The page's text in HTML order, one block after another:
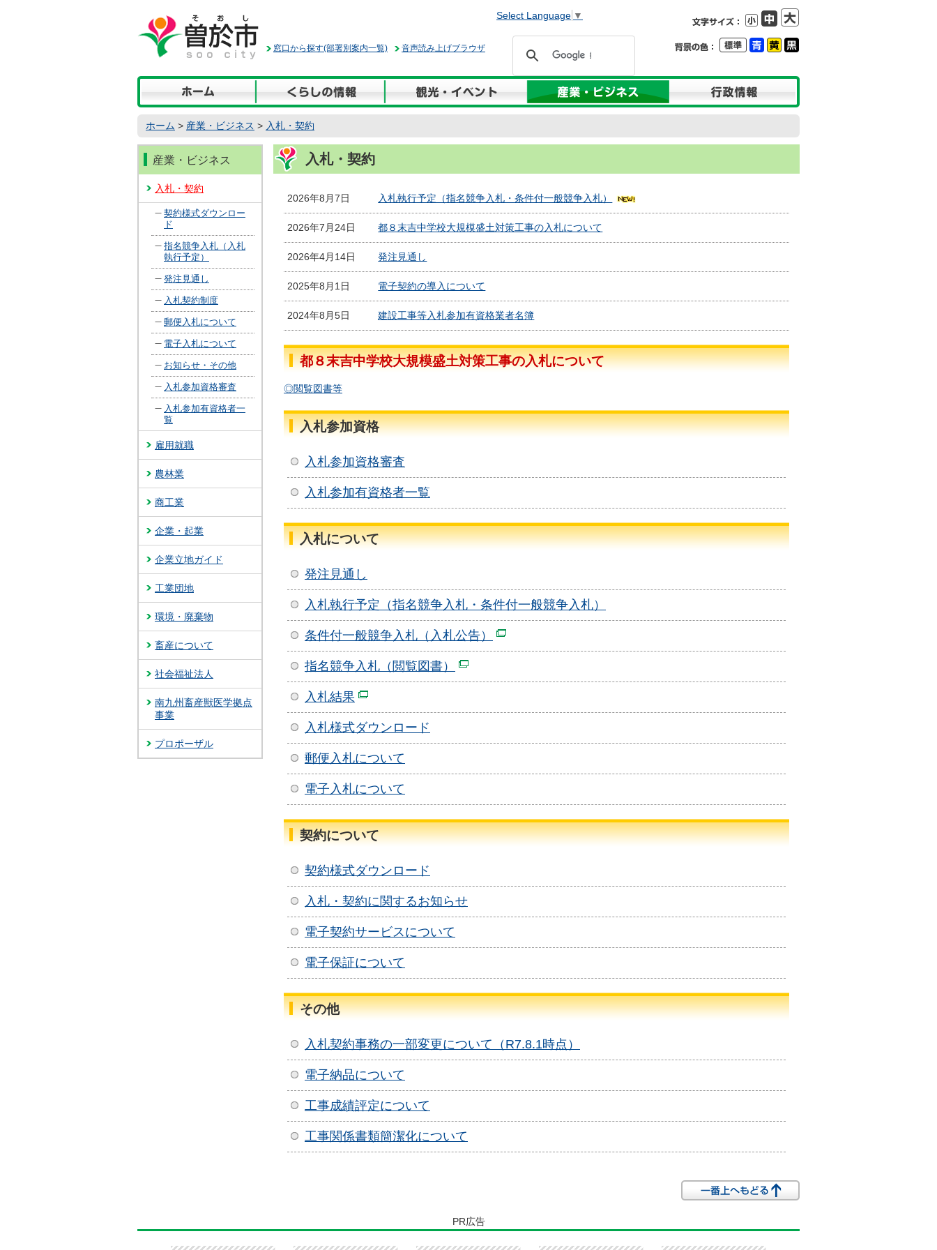
文
へ
動
音声読み上げブラウザ
窓口から探す(部署別案内一覧)
Select Language ▼
ホーム > 産業・ビジネス > 入札・契約
入札・契約
2026年8月7日 入札執行予定（指名競争入札・条件付一般競争入札）
2026年7月24日 都８末吉中学校大規模盛土対策工事の入札について
2026年4月14日 発注見通し
2025年8月1日 電子契約の導入について
2024年8月5日 建設工事等入札参加有資格業者名簿
都８末吉中学校大規模盛土対策工事の入札について
◎閲覧図書等
入札参加資格
入札参加資格審査
入札参加有資格者一覧
入札について
発注見通し
入札執行予定（指名競争入札・条件付一般競争入札）
条件付一般競争入札（入札公告）
指名競争入札（閲覧図書）
入札結果
入札様式ダウンロード
郵便入札について
電子入札について
契約について
契約様式ダウンロード
入札・契約に関するお知らせ
電子契約サービスについて
電子保証について
その他
入札契約事務の一部変更について（R7.8.1時点）
電子納品について
工事成績評定について
工事関係書類簡潔化について
産業・ビジネス
入札・契約
契約様式ダウンロー
ド
指名競争入札（入札
執行予定）
発注見通し
入札契約制度
郵便入札について
電子入札について
お知らせ・その他
入札参加資格審査
入札参加有資格者一
覧
雇用就職
農林業
商工業
企業・起業
企業立地ガイド
工業団地
環境・廃棄物
畜産について
社会福祉法人
南九州畜産獣医学拠点
事業
プロポーザル
PR広告